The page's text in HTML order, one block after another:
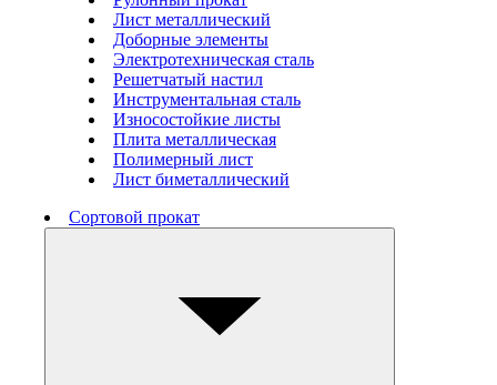
Лист металлический
Доборные элементы
Электротехническая сталь
Решетчатый настил
Инструментальная сталь
Износостойкие листы
Плита металлическая
Полимерный лист
Лист биметаллический
Сортовой прокат